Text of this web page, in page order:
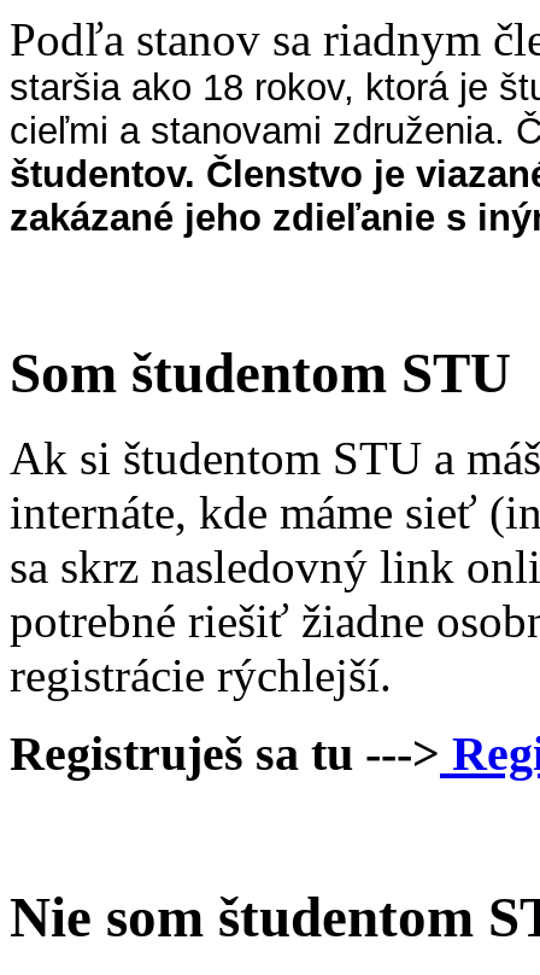
Podľa stanov sa riadnym
staršia ako 18 rokov, ktorá je
cieľmi a stanovami združenia.
študentov. Členstvo je
zakázané jeho zdieľanie s
Som študentom STU
Ak si študentom STU a
internáte, kde máme sieť
sa skrz nasledovný link
potrebné riešiť žiadne
registrácie rýchlejší.
Registruješ sa tu --->
Nie som študentom